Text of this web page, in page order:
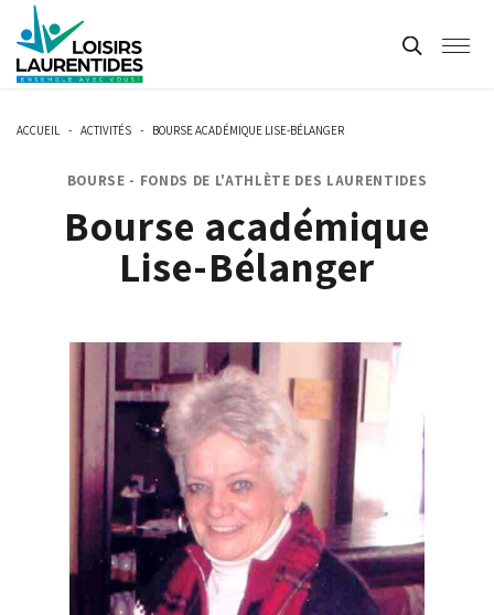
ACCUEIL - ACTIVITÉS - BOURSE ACADÉMIQUE LISE-BÉLANGER
BOURSE - FONDS DE L'ATHLÈTE DES LAURENTIDES
Bourse académique
Lise-Bélanger